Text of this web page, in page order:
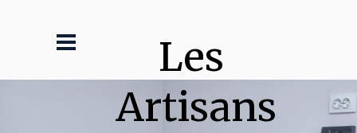
Les
Artisans